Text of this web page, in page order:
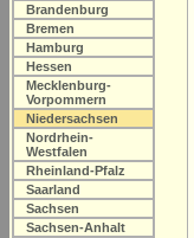
Brandenburg
Bremen
Hamburg
Hessen
Mecklenburg-
Vorpommern
Niedersachsen
Nordrhein-
Westfalen
Rheinland-Pfalz
Saarland
Sachsen
Sachsen-Anhalt